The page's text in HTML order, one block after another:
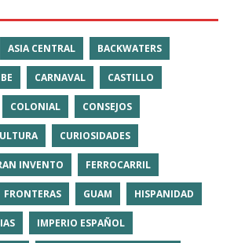
ASIA CENTRAL BACKWATERS
CARNAVAL CASTILLO
COLONIAL CONSEJOS
CURIOSIDADES
INVENTO FERROCARRIL
FRONTERAS GUAM HISPANIDAD
IMPERIO ESPAÑOL